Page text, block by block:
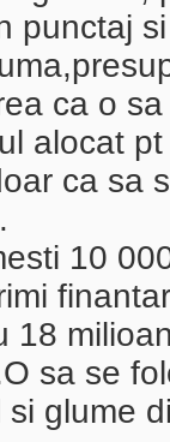
punctaj
ca o
alocat
ca sa
10
18
sa se
glume